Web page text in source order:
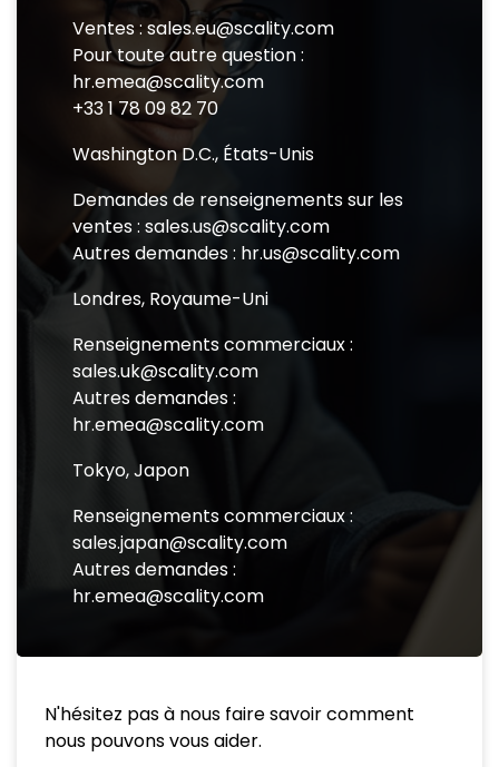
Compatibilité des sauvegardes
ARTESCA Pay as you go
le présent.
Ventes : sales.eu@scality.com
Pour toute autre question :
hr.emea@scality.com
+33 1 78 09 82 70
Washington D.C., États-Unis
Demandes de renseignements sur les
ventes : sales.us@scality.com
Autres demandes : hr.us@scality.com
Londres, Royaume-Uni
Renseignements commerciaux :
sales.uk@scality.com
Autres demandes :
hr.emea@scality.com
Tokyo, Japon
Renseignements commerciaux :
sales.japan@scality.com
Autres demandes :
hr.emea@scality.com
N'hésitez pas à nous faire savoir comment
nous pouvons vous aider.